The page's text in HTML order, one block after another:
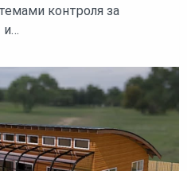
контроля за
и…